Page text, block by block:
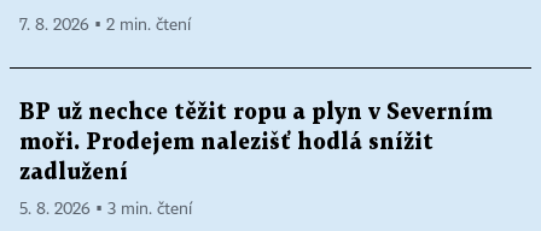
7. 8. 2026 ▪ 2 min. čtení
BP už nechce těžit ropu a plyn v Severním
moři. Prodejem nalezišť hodlá snížit
zadlužení
5. 8. 2026 ▪ 3 min. čtení